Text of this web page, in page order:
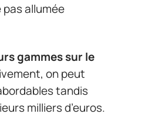
allumée
gammes sur le
on peut
tandis
milliers d’euros.